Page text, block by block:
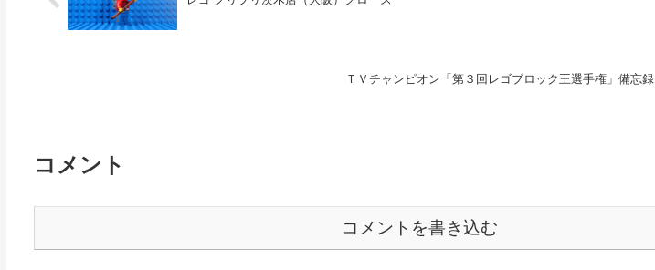
ＴＶチャンピオン「第３回レゴブロック王選手権」備忘録
コメント
コメントを書き込む